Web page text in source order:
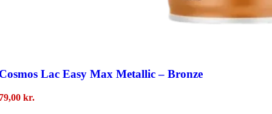
Lac Easy Max Metallic – Bronze
kr.